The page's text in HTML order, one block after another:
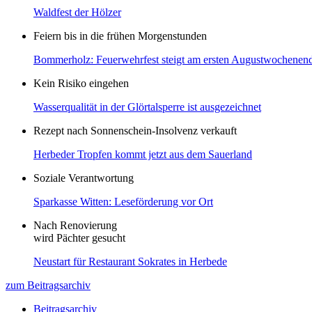
Waldfest der Hölzer
Feiern bis in die frühen Morgenstunden
Bommerholz: Feuerwehrfest steigt am ersten
Kein Risiko eingehen
Wasserqualität in der Glörtalsperre ist ausgezeichnet
Rezept nach Sonnenschein-Insolvenz verkauft
Herbeder Tropfen kommt jetzt aus dem Sauerland
Soziale Verantwortung
Sparkasse Witten: Leseförderung vor Ort
Nach Renovierung
wird Pächter gesucht
Neustart für Restaurant Sokrates in Herbede
zum Beitragsarchiv
Beitragsarchiv